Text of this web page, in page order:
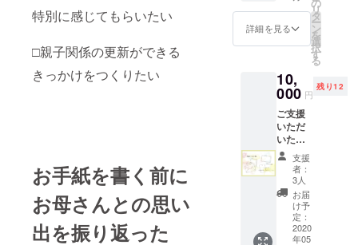
特別に感じてもらいたい
□親子関係の更新ができる
きっかけをつくりたい
お手紙を書く前に
お母さんとの思い
出を振り返った
めてお
す。
*4/5(日)
てプロ
ジェク
トの想
いを伝
えるイ
ベント
を行い
ますの
で、是
非お越
しくだ
さい！
ご参加
す。 ③
でお母
さんに
をお届
け 参加
してく
ださる
皆様に
は事前
に、お
母さん
に贈り
たいお
花を花
言葉か
ら選ん
てに書
いてい
ただい
お手紙
は、プ
ロジェ
クトオ
リジナ
ルでデ
ザイン
された
便箋に
印刷
し、展
示させ
ていた
様のお
母様に
す。 お
母さん
に、当
日まで
の時間
もワク
ワクし
ていた
だける
ような
仕掛け
も...。
②お母
弟で参
加。名
前～」
をご記
さい。
①展示
会への
招待状
を郵送
展示会
「わた
しのお
母さ
ん」へ
の招待
状を、
参加し
詳細を見る
リ
タ
ー
ン
を
選
択
す
る
10,
000 円
残り12
ご支援
いただ
いた感
謝の想
いを込
めて、
・プロ
ジェク
トメン
バーか
ら感謝
支援
者：
3人
お届
け予
定：
2020
年05